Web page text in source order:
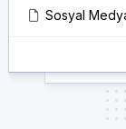
Sosyal